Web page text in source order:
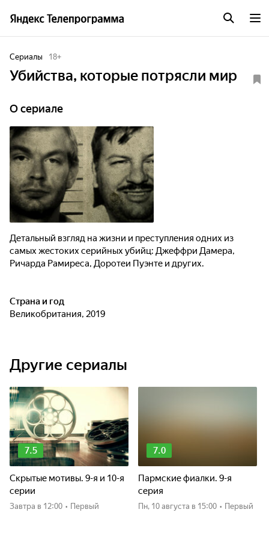
Сериалы 18+
Убийства, которые потрясли мир
O сериале
Детальный взгляд на жизни и преступления одних из
самых жестоких серийных убийц: Джеффри Дамера,
Ричарда Рамиреса, Доротеи Пуэнте и других.
Страна и год
Великобритания, 2019
Другие сериалы
7.5
Скрытые мотивы. 9-я и 10-я
серии
Завтра в 12:00 • Первый
7.0
Пармские фиалки. 9-я
серия
пн, 10 августа в 15:00 • Первый